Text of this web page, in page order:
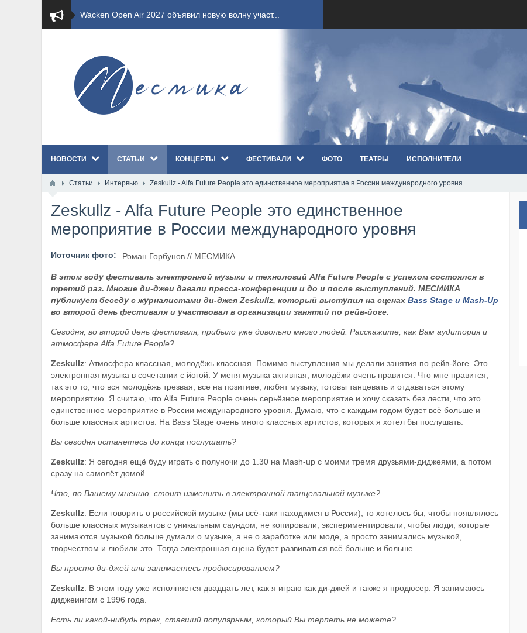
​Wacken Open Air 2027 объявил новую волну участ...
​Wacken Open Air 2026 полностью распродан
GHOST возвращаются на большие экраны с новым ко...
​Wacken Open Air 2026: открыт новый портал Cash...
Всероссийский рок-фестиваль HAMMER FEST впервые...
​Anthrax выпустили новый сингл и клип «Everybod...
НОВОСТИ СТАТЬИ КОНЦЕРТЫ ФЕСТИВАЛИ ФОТО ТЕАТРЫ ИСПОЛНИТЕЛИ
Статьи Интервью Zeskullz - Alfa Future People это единственное мероприятие в России международного уровня
Zeskullz - Alfa Future People это единственное
мероприятие в России международного уровня
Источник фото: Роман Горбунов // МЕСМИКА
В этом году фестиваль электронной музыки и технологий Alfa Future People с успехом состоялся в
третий раз. Многие ди-джеи давали пресса-конференции и до и после выступлений. МЕСМИКА
публикует беседу с журналистами ди-джея Zeskullz, который выступил на сценах Bass Stage и Mash-Up
во второй день фестиваля и участвовал в организации занятий по рейв-йоге.
Сегодня, во второй день фестиваля, прибыло уже довольно много людей. Расскажите, как Вам аудитория и
атмосфера Alfa Future People?
Zeskullz: Атмосфера классная, молодёжь классная. Помимо выступления мы делали занятия по рейв-йоге. Это
электронная музыка в сочетании с йогой. У меня музыка активная, молодёжи очень нравится. Что мне нравится,
так это то, что вся молодёжь трезвая, все на позитиве, любят музыку, готовы танцевать и отдаваться этому
мероприятию. Я считаю, что Alfa Future People очень серьёзное мероприятие и хочу сказать без лести, что это
единственное мероприятие в России международного уровня. Думаю, что с каждым годом будет всё больше и
больше классных артистов. На Bass Stage очень много классных артистов, которых я хотел бы послушать.
Вы сегодня останетесь до конца послушать?
Zeskullz: Я сегодня ещё буду играть с полуночи до 1.30 на Mash-up с моими тремя друзьями-диджеями, а потом
сразу на самолёт домой.
Что, по Вашему мнению, стоит изменить в электронной танцевальной музыке?
Zeskullz: Если говорить о российской музыке (мы всё-таки находимся в России), то хотелось бы, чтобы появлялось
больше классных музыкантов с уникальным саундом, не копировали, экспериментировали, чтобы люди, которые
занимаются музыкой больше думали о музыке, а не о заработке или моде, а просто занимались музыкой,
творчеством и любили это. Тогда электронная сцена будет развиваться всё больше и больше.
Вы просто ди-джей или занимаетесь продюсированием?
Zeskullz: В этом году уже исполняется двадцать лет, как я играю как ди-джей и также я продюсер. Я занимаюсь
диджеингом с 1996 года.
Есть ли какой-нибудь трек, ставший популярным, который Вы терпеть не можете?